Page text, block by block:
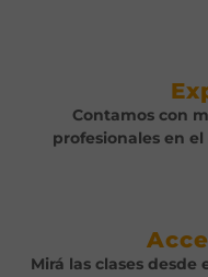
Contamos con
profesionales en
Mirá las clases